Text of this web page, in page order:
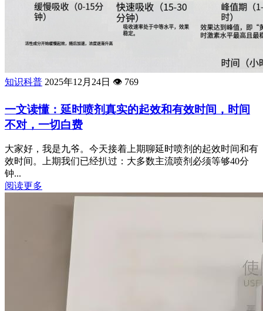
知识科普 2025年12月24日 👁️ 769
一文读懂：延时喷剂真实的起效和有效时间，时间
不对，一切白费
大家好，我是九爷。今天接着上期聊延时喷剂的起效时间和有
效时间。上期我们已经扒过：大多数主流喷剂必须等够40分
钟...
阅读更多